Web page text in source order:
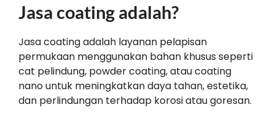
Jasa coating adalah?
Jasa coating adalah layanan pelapisan
permukaan menggunakan bahan khusus seperti
cat pelindung, powder coating, atau coating
nano untuk meningkatkan daya tahan, estetika,
dan perlindungan terhadap korosi atau goresan.